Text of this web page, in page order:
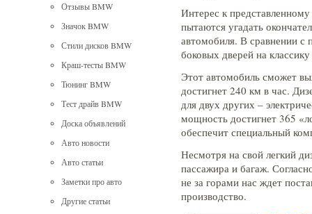
Отзывы BMW
Значок BMW
Стили дисков BMW
Краш-тесты BMW
Тюнинг BMW
Тест драйв BMW
Доска объявлений
Авто новости
Авто статьи
Заметки про авто
Другие статьи
Интерес к
пытаются угадать
автомобиля. В сравнении с
боковых дверей на
Этот автомобиль сможет
достигнет 240 км в час.
для двух других –
мощность достигнет 365
обеспечит специальный
Несмотря на свой легкий
пассажира и багаж.
не за горами нас ждет
производство.